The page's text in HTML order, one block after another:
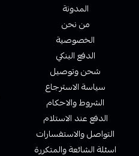
المدونة
من نحن
الخصوصية
الدفع البنكي
شحن وتوصيل
سياسة الاسترجاع
الشروط والاحكام
الدفع عند الاستلام
التواصل والاستفسارات
اسئلة الشائعة والمتكررة